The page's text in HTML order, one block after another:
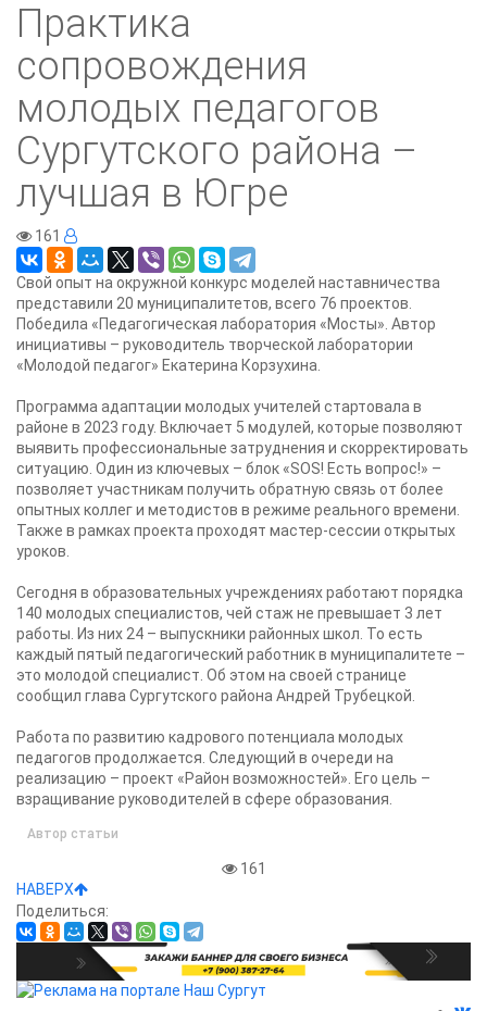
Практика
сопровождения
молодых педагогов
Сургутского района –
лучшая в Югре
161
Свой опыт на окружной конкурс моделей наставничества
представили 20 муниципалитетов, всего 76 проектов.
Победила «Педагогическая лаборатория «Мосты». Автор
инициативы – руководитель творческой лаборатории
«Молодой педагог» Екатерина Корзухина.
Программа адаптации молодых учителей стартовала в
районе в 2023 году. Включает 5 модулей, которые позволяют
выявить профессиональные затруднения и скорректировать
ситуацию. Один из ключевых – блок «SOS! Есть вопрос!» –
позволяет участникам получить обратную связь от более
опытных коллег и методистов в режиме реального времени.
Также в рамках проекта проходят мастер-сессии открытых
уроков.
Сегодня в образовательных учреждениях работают порядка
140 молодых специалистов, чей стаж не превышает 3 лет
работы. Из них 24 – выпускники районных школ. То есть
каждый пятый педагогический работник в муниципалитете –
это молодой специалист. Об этом на своей странице
сообщил глава Сургутского района Андрей Трубецкой.
Работа по развитию кадрового потенциала молодых
педагогов продолжается. Следующий в очереди на
реализацию – проект «Район возможностей». Его цель –
взращивание руководителей в сфере образования.
Автор статьи
161
НАВЕРХ
Поделиться: